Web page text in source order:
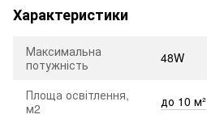
Характеристики
Максимальна
потужність
48W
Площа освітлення,
м2
до 10 м²